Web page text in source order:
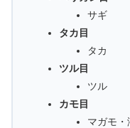
サギ
タカ目
タカ
ツル目
ツル
カモ目
マガモ・